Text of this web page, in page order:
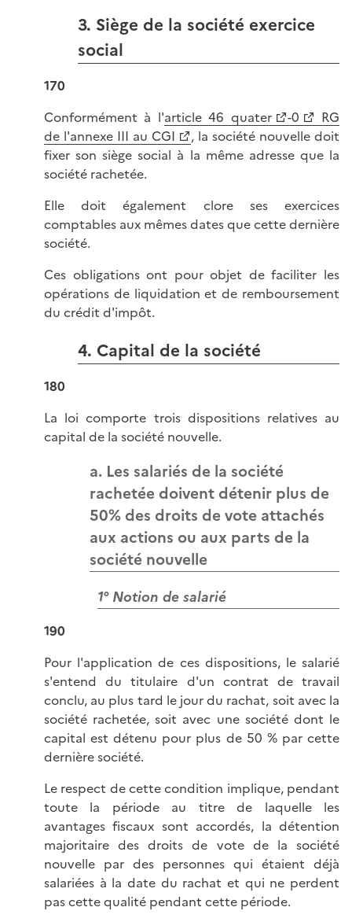
3. Siège de la société exercice
social
170
Conformément à l'article 46 quater -0
RG
de l'annexe III au CGI
, la société nouvelle doit
fixer son siège social à la même adresse que la
société rachetée.
Elle doit également clore ses exercices
comptables aux mêmes dates que cette dernière
société.
Ces obligations ont pour objet de faciliter les
opérations de liquidation et de remboursement
du crédit d'impôt.
4. Capital de la société
180
La loi comporte trois dispositions relatives au
capital de la société nouvelle.
a. Les salariés de la société
rachetée doivent détenir plus de
50% des droits de vote attachés
aux actions ou aux parts de la
société nouvelle
1° Notion de salarié
190
Pour l'application de ces dispositions, le salarié
s'entend du titulaire d'un contrat de travail
conclu, au plus tard le jour du rachat, soit avec la
société rachetée, soit avec une société dont le
capital est détenu pour plus de 50 % par cette
dernière société.
Le respect de cette condition implique, pendant
toute la période au titre de laquelle les
avantages fiscaux sont accordés, la détention
majoritaire des droits de vote de la société
nouvelle par des personnes qui étaient déjà
salariées à la date du rachat et qui ne perdent
pas cette qualité pendant cette période.